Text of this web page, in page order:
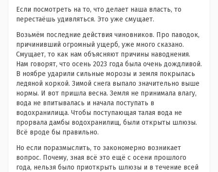
Если посмотреть на то, что делает наша власть, то
перестаёшь удивляться. Это уже смущает.
Возьмём последние действия чиновников. Про паводок,
причинивший огромный ущерб, уже много сказано.
Смущает, то как нам объясняют причины наводнения.
Нам говорят, что осень 2023 года была очень дождливой.
В ноябре ударили сильные морозы и земля покрылась
ледяной коркой. Зимой снега выпало значительно выше
нормы. И вот пришла весна. Земля не принимала влагу,
вода не впитывалась и начала поступать в
водохранилища. Чтобы поступающая талая вода не
прорвала дамбы водохранилищ, были открыты шлюзы.
Всё вроде бы правильно.
Но если поразмыслить, то закономерно возникает
вопрос. Почему, зная всё это ещё с осени прошлого
года, нельзя было приоткрыть шлюзы и в течение всей